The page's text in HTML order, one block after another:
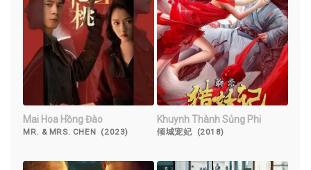
Mai Hoa Hồng Đào
MR. & MRS. CHEN (2023)
Khuynh Thành Sủng Phi
倾城宠妃 (2018)